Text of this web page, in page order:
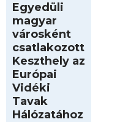
Egyedüli
magyar
városként
csatlakozott
Keszthely az
Európai
Vidéki
Tavak
Hálózatához